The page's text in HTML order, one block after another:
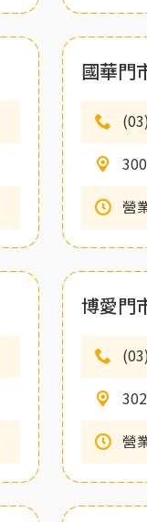
國華門
營
博愛門
營